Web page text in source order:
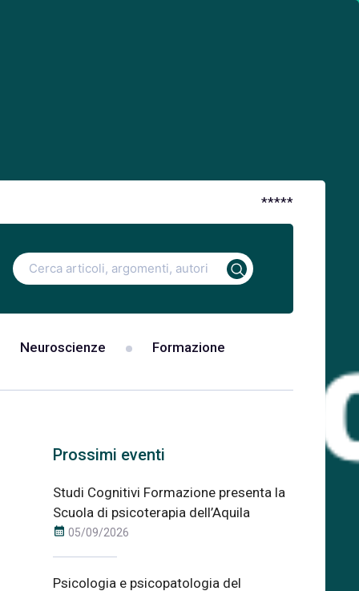
*****
Ricerca
per:
Neuroscienze Formazione
Prossimi eventi
Studi Cognitivi Formazione presenta la
Scuola di psicoterapia dell’Aquila
calendar_month 05/09/2026
Psicologia e psicopatologia del